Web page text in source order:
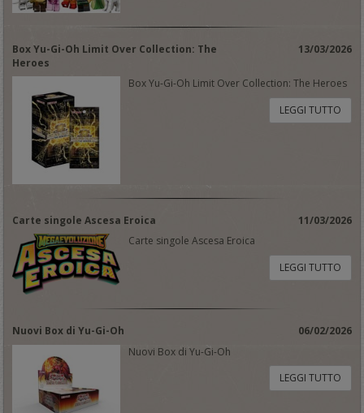
Box Yu-Gi-Oh Limit Over Collection: The
Heroes
13/03/2026
Box Yu-Gi-Oh Limit Over Collection: The Heroes
LEGGI TUTTO
Carte singole Ascesa Eroica
11/03/2026
Carte singole Ascesa Eroica
LEGGI TUTTO
Nuovi Box di Yu-Gi-Oh
06/02/2026
Nuovi Box di Yu-Gi-Oh
LEGGI TUTTO